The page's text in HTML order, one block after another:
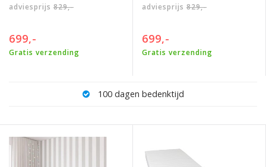
adviesprijs 829,-
699,-
Gratis verzending
adviesprijs 829,-
699,-
Gratis verzending
100 dagen bedenktijd